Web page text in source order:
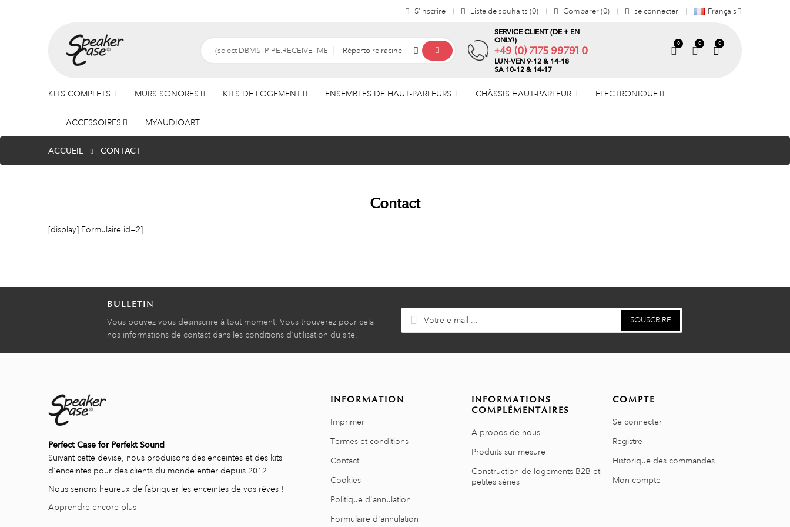
S'inscrire Liste de souhaits 0 Comparer 0 se connecter Français
Répertoire racine
SERVICE CLIENT (DE + EN
ONLY!)
+49 (0) 7175 99791 0
LUN-VEN 9-12 & 14-18
SA 10-12 & 14-17
0 0 0
KITS COMPLETS MURS SONORES KITS DE LOGEMENT ENSEMBLES DE HAUT-PARLEURS CHÂSSIS HAUT-PARLEUR ÉLECTRONIQUE
ACCESSOIRES MYAUDIOART
ACCUEIL CONTACT
Contact
[display] Formulaire id=2]
BULLETIN
Vous pouvez vous désinscrire à tout moment. Vous trouverez pour cela
nos informations de contact dans les conditions d'utilisation du site.
SOUSCRIRE
Perfect Case for Perfekt Sound
Suivant cette devise, nous produisons des enceintes et des kits
d'enceintes pour des clients du monde entier depuis 2012.
Nous serions heureux de fabriquer les enceintes de vos rêves !
Apprendre encore plus
INFORMATION
Imprimer
Termes et conditions
Contact
Cookies
Politique d'annulation
Formulaire d'annulation
INFORMATIONS
COMPLÉMENTAIRES
À propos de nous
Produits sur mesure
Construction de logements B2B et
petites séries
COMPTE
Se connecter
Registre
Historique des commandes
Mon compte